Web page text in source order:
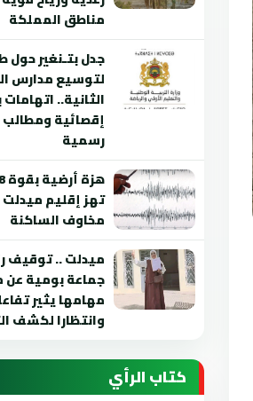
مناطق المملكة
جدل بتـنغير
لتوسيع مدارس
الثانية.. اتهامات
إقصائية
رسمية
تهز إقليم ميدلت
مخاوف الساكنة
ميدلت .. توقيف
جماعة بومية عن
مهامها يثير
وانتظارا لكشف
كتاب الرأي